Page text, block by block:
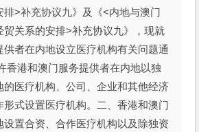
排>补充协议九》及《<内地与澳门
贸关系的安排>补充协议九》，现就
供者在内地设立医疗机构有关问题通
香港和澳门服务提供者在内地以独
的医疗机构、公司、企业和其他经济
形式设置医疗机构。二、香港和澳门
设置合资、合作医疗机构以及除独资